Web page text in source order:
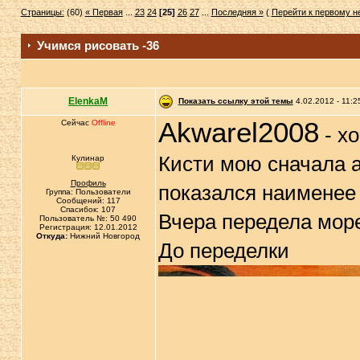
Страницы:(60)« Первая...23 24 [25] 26 27...Последняя »( Перейти к первому
Учимся рисовать -36
ElenkaM Показать ссылку этой темы 4.02.2012 -
Сейчас Offline
Кулинар
Профиль
Группа: Пользователи
Сообщений: 117
Спасибок: 107
Пользователь №: 50 490
Регистрация: 12.01.2012
Откуда: Нижний Новгород
Akwarel2008 -
Кисти мою сначала
показался
Вчера передела
До переделки